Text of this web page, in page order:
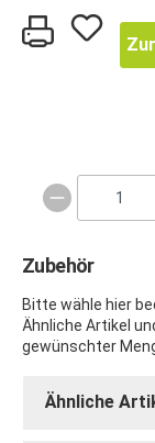
Zubehör
Bitte wähle hier
Ähnliche Artikel
gewünschter
Ähnliche